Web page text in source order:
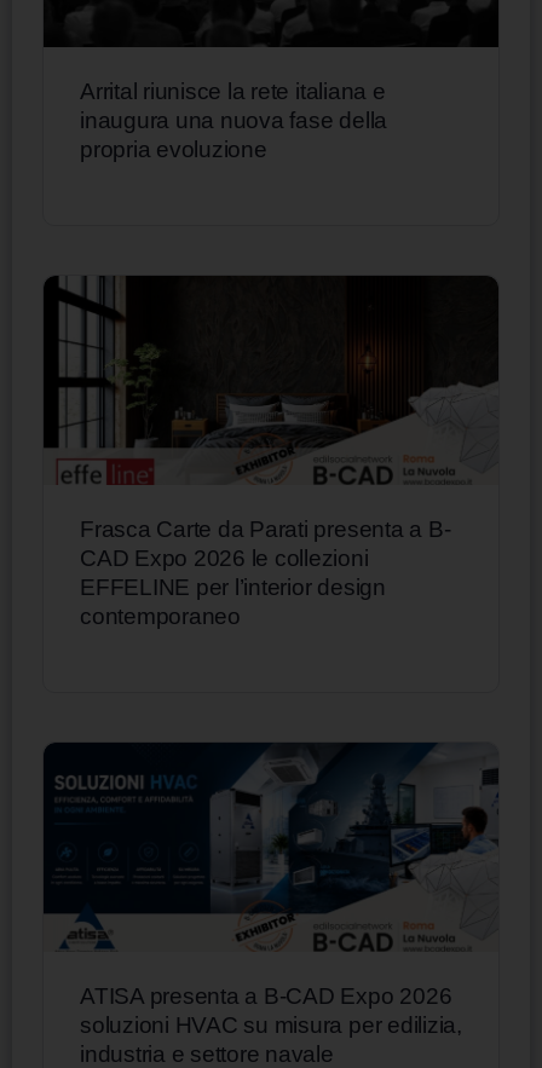
Arrital riunisce la rete italiana e
inaugura una nuova fase della
propria evoluzione
Frasca Carte da Parati presenta a B-
CAD Expo 2026 le collezioni
EFFELINE per l’interior design
contemporaneo
ATISA presenta a B-CAD Expo 2026
soluzioni HVAC su misura per edilizia,
industria e settore navale